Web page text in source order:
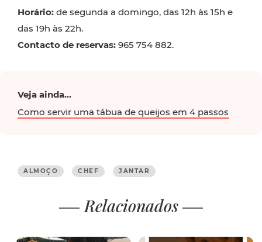
Horário: de segunda a domingo, das 12h às 15h e
das 19h às 22h.
Contacto de reservas: 965 754 882.
Veja ainda...
Como servir uma tábua de queijos em 4 passos
ALMOÇO CHEF JANTAR
Relacionados